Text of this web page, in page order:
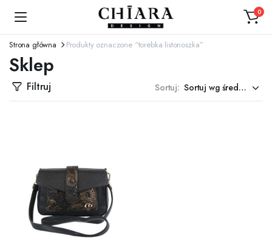
0
Strona główna Produkty oznaczone “torebka listonoszka”
Sklep
Filtruj Sortuj: